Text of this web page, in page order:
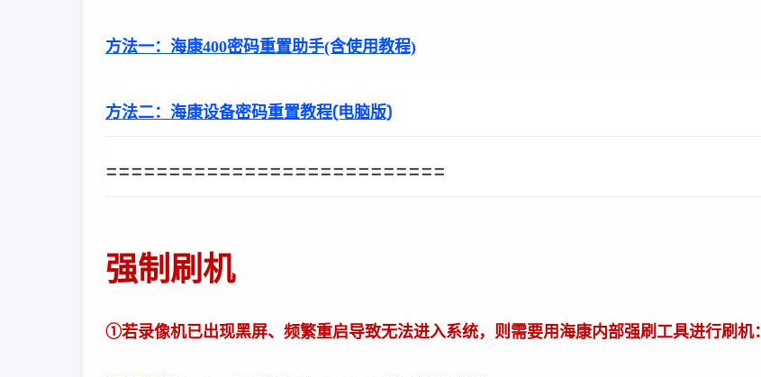
方法一： 海康400密码重置助手(含使用教程)
方法二： 海康设备密码重置教程(电脑版)
===========================
强制刷机
①若录像机已出现黑屏、频繁重启导致无法进入系统，则需要用海康内部强刷工具进行刷机：